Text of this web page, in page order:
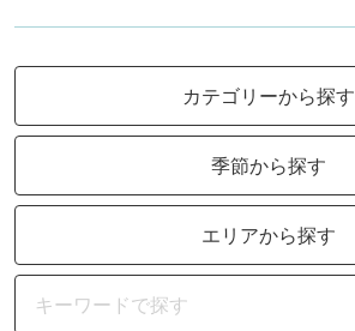
カテゴリーから探す
季節から探す
エリアから探す